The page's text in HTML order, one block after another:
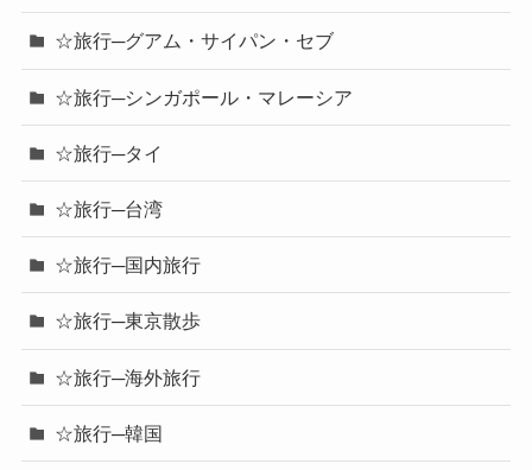
☆旅行─グアム・サイパン・セブ
☆旅行─シンガポール・マレーシア
☆旅行─タイ
☆旅行─台湾
☆旅行─国内旅行
☆旅行─東京散歩
☆旅行─海外旅行
☆旅行─韓国